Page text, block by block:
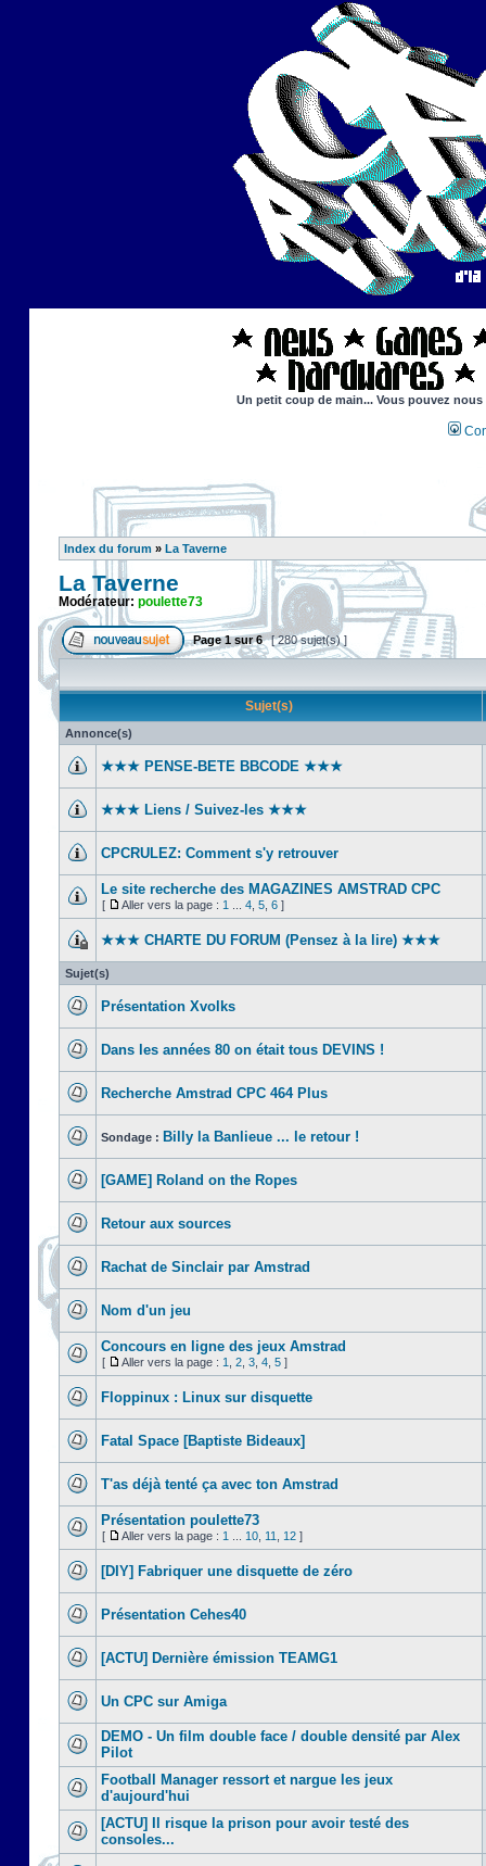
Un petit coup de main... Vous pouvez
Index du forum » La Taverne
La Taverne
Modérateur: poulette73
Page1sur6 [ 280 sujet(s) ]
Sujet(s)
Annonce(s)
★★★ PENSE-BETE BBCODE ★★★
★★★ Liens / Suivez-les ★★★
CPCRULEZ: Comment s'y retrouver‎
Le site recherche des MAGAZINES AMSTRAD CPC
[ Aller vers la page : 1 4 5 6 ]
★★★ CHARTE DU FORUM (Pensez à la lire) ★★★
Sujet(s)
Présentation Xvolks
Dans les années 80 on était tous DEVINS !
Recherche Amstrad CPC 464 Plus
Sondage : Billy la Banlieue ... le retour !
[GAME] Roland on the Ropes
Retour aux sources
Rachat de Sinclair par Amstrad
Nom d'un jeu
Concours en ligne des jeux Amstrad
[ Aller vers la page : 1 2 3 4 5 ]
Floppinux : Linux sur disquette
Fatal Space [Baptiste Bideaux]
T'as déjà tenté ça avec ton Amstrad
Présentation poulette73
[ Aller vers la page : 1 10 11 12 ]
[DIY] Fabriquer une disquette de zéro
Présentation Cehes40
[ACTU] Dernière émission TEAMG1
Un CPC sur Amiga
DEMO - Un film double face / double densité par Alex
Pilot
Football Manager ressort et nargue les jeux
d'aujourd'hui
[ACTU] Il risque la prison pour avoir testé des
consoles...